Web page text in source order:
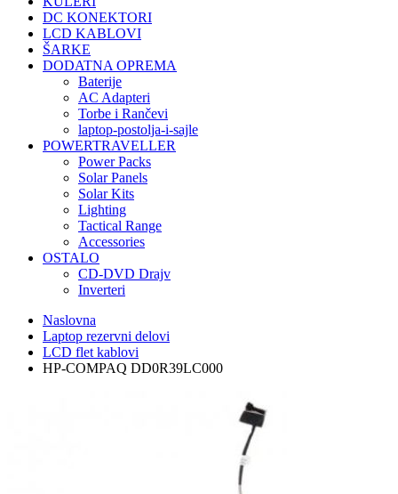
DC KONEKTORI
LCD KABLOVI
ŠARKE
DODATNA OPREMA
Baterije
AC Adapteri
Torbe i Rančevi
laptop-postolja-i-sajle
POWERTRAVELLER
Power Packs
Solar Panels
Solar Kits
Lighting
Tactical Range
Accessories
OSTALO
CD-DVD Drajv
Inverteri
Naslovna
Laptop rezervni delovi
LCD flet kablovi
HP-COMPAQ DD0R39LC000